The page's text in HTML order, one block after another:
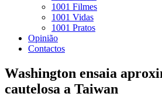
1001 Filmes
1001 Vidas
1001 Pratos
Opinião
Contactos
Washington ensaia
cautelosa a Taiwan